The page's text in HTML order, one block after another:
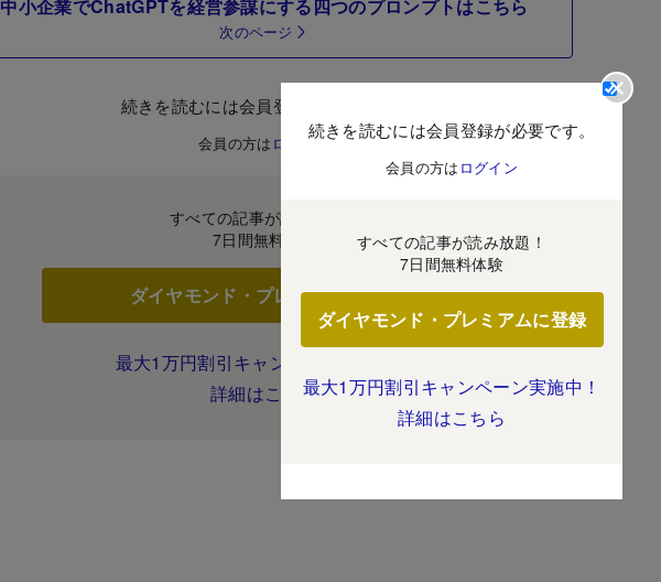
中小企業でChatGPTを経営参謀にする四つのプロンプトはこちら
次のページ
続きを読むには会員登録が必要です。
会員の方は ログイン
すべての記事が読み放題！
7日間無料体験
ダイヤモンド・プレミアムに登録
最大1万円割引キャンペーン実施中！
詳細はこちら
続きを読むには会員登録が必要です。
会員の方は ログイン
すべての記事が読み放題！
7日間無料体験
ダイヤモンド・プレミアムに登録
最大1万円割引キャンペーン実施中！
詳細はこちら